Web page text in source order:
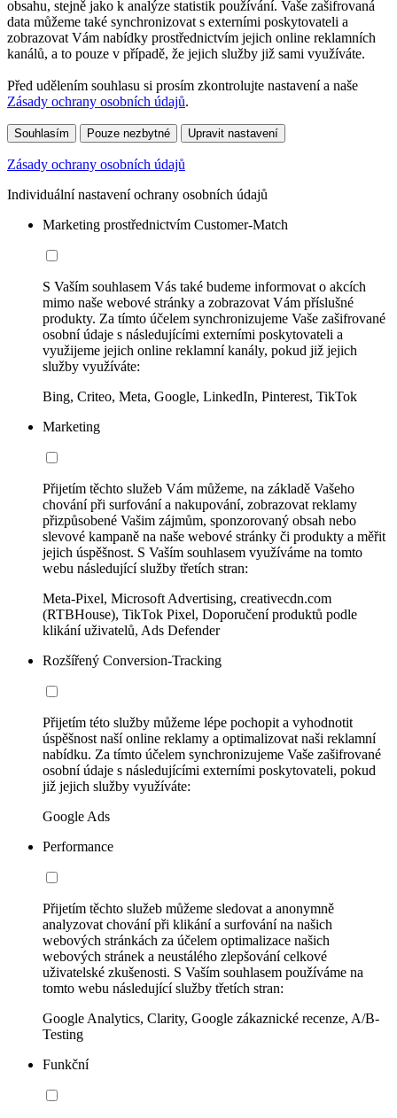
obsahu, stejně jako k analýze statistik používání. Vaše zašifrovaná
data můžeme také synchronizovat s externími poskytovateli a
zobrazovat Vám nabídky prostřednictvím jejich online reklamních
kanálů, a to pouze v případě, že jejich služby již sami využíváte.
Před udělením souhlasu si prosím zkontrolujte nastavení a naše
Zásady ochrany osobních údajů.
Souhlasím Pouze nezbytné Upravit nastavení
Zásady ochrany osobních údajů
Individuální nastavení ochrany osobních údajů
Marketing prostřednictvím Customer-Match
S Vaším souhlasem Vás také budeme informovat o akcích
mimo naše webové stránky a zobrazovat Vám příslušné
produkty. Za tímto účelem synchronizujeme Vaše zašifrované
osobní údaje s následujícími externími poskytovateli a
využijeme jejich online reklamní kanály, pokud již jejich
služby využíváte:
Bing, Criteo, Meta, Google, LinkedIn, Pinterest, TikTok
Marketing
Přijetím těchto služeb Vám můžeme, na základě Vašeho
chování při surfování a nakupování, zobrazovat reklamy
přizpůsobené Vašim zájmům, sponzorovaný obsah nebo
slevové kampaně na naše webové stránky či produkty a měřit
jejich úspěšnost. S Vaším souhlasem využíváme na tomto
webu následující služby třetích stran:
Meta-Pixel, Microsoft Advertising, creativecdn.com
(RTBHouse), TikTok Pixel, Doporučení produktů podle
klikání uživatelů, Ads Defender
Rozšířený Conversion-Tracking
Přijetím této služby můžeme lépe pochopit a vyhodnotit
úspěšnost naší online reklamy a optimalizovat naši reklamní
nabídku. Za tímto účelem synchronizujeme Vaše zašifrované
osobní údaje s následujícími externími poskytovateli, pokud
již jejich služby využíváte:
Google Ads
Performance
Přijetím těchto služeb můžeme sledovat a anonymně
analyzovat chování při klikání a surfování na našich
webových stránkách za účelem optimalizace našich
webových stránek a neustálého zlepšování celkové
uživatelské zkušenosti. S Vaším souhlasem používáme na
tomto webu následující služby třetích stran:
Google Analytics, Clarity, Google zákaznické recenze, A/B-
Testing
Funkční